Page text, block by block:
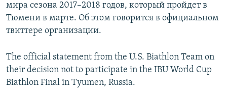
мира сезона 2017–2018 годов, который пройдет в
Тюмени в марте. Об этом говорится в официальном
твиттере организации.
The official statement from the U.S. Biathlon Team on
their decision not to participate in the IBU World Cup
Biathlon Final in Tyumen, Russia.